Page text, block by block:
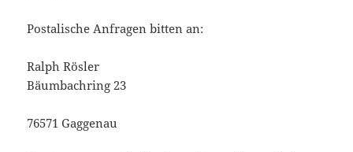
Postalische Anfragen bitten an:
Ralph Rösler
Bäumbachring 23
76571 Gaggenau